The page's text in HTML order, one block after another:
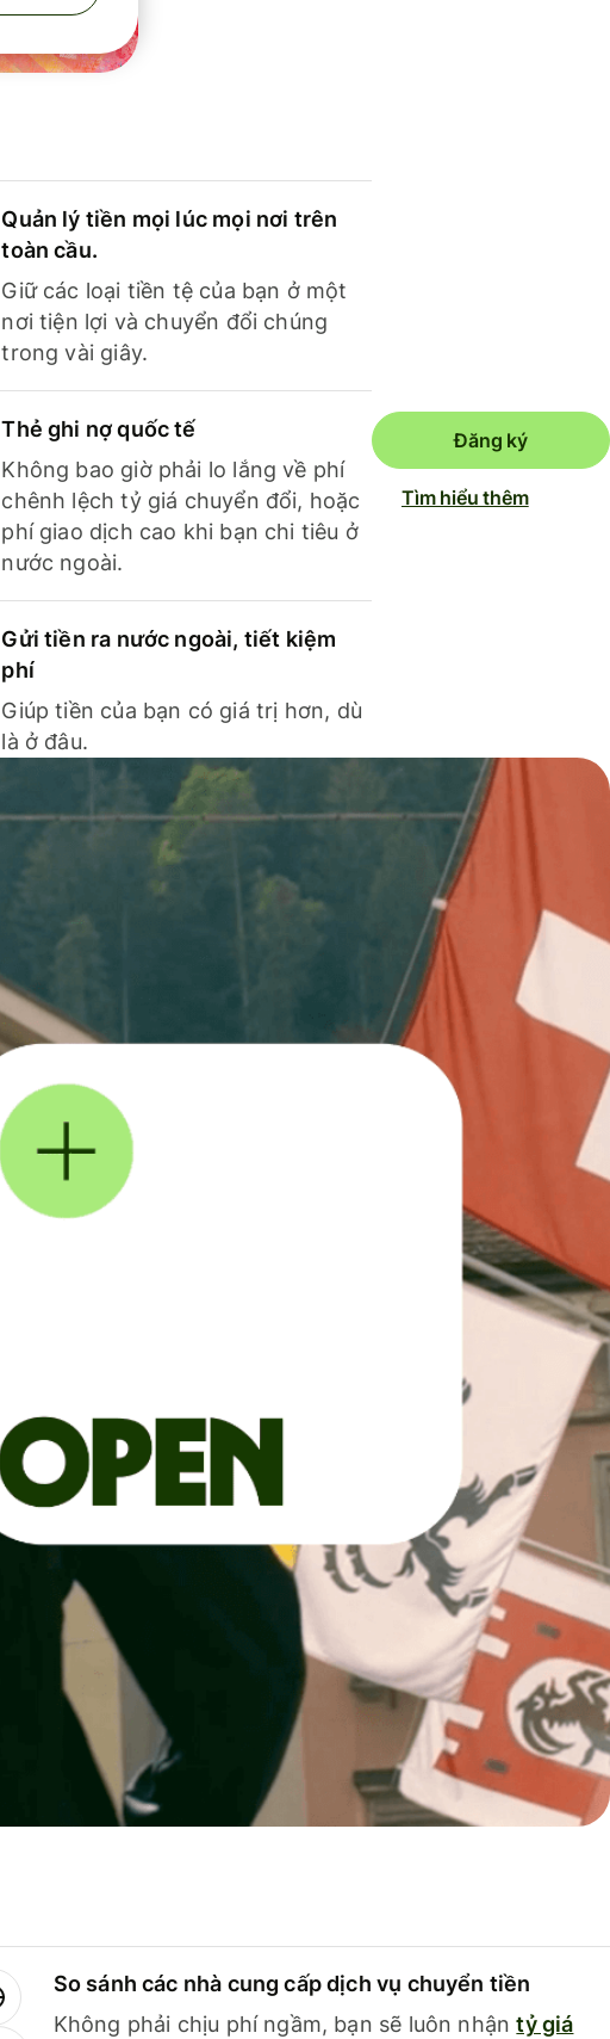
Quản lý tiền mọi lúc mọi nơi trên
toàn cầu.
Giữ các loại tiền tệ của bạn ở một
nơi tiện lợi và chuyển đổi chúng
trong vài giây.
Thẻ ghi nợ quốc tế
Không bao giờ phải lo lắng về phí
chênh lệch tỷ giá chuyển đổi, hoặc
phí giao dịch cao khi bạn chi tiêu ở
nước ngoài.
Gửi tiền ra nước ngoài, tiết kiệm
phí
Giúp tiền của bạn có giá trị hơn, dù
là ở đâu.
Đăng ký
Tìm hiểu thêm
So sánh các nhà cung cấp dịch vụ chuyển tiền
Không phải chịu phí ngầm, bạn sẽ luôn nhậntỷ giá